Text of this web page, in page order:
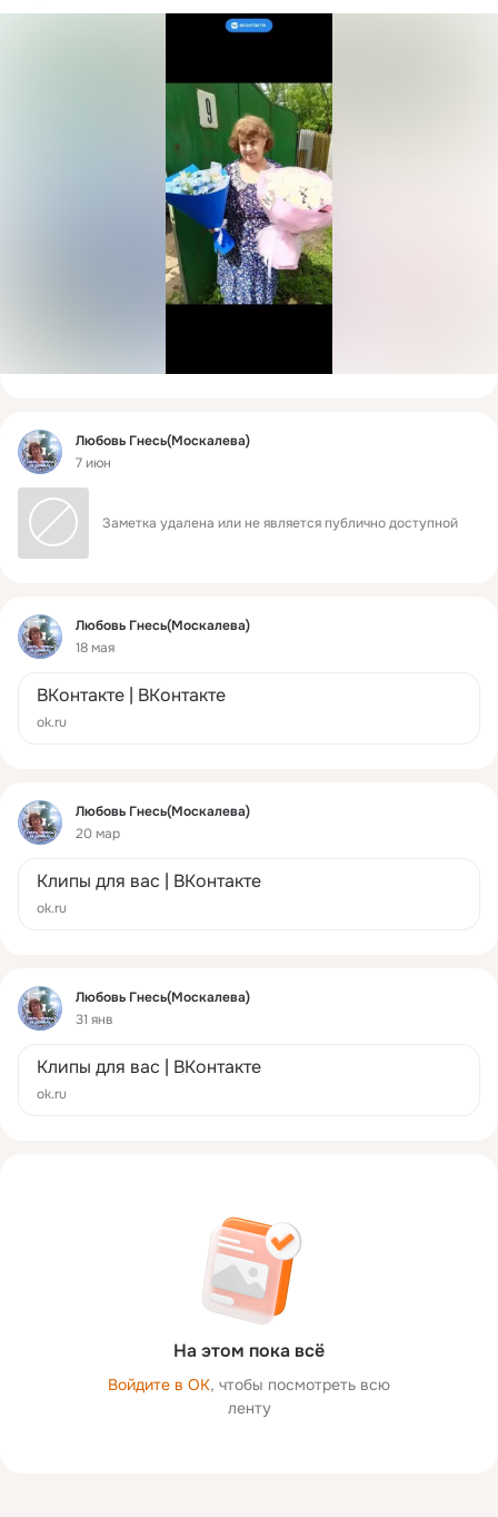
Фид
Любовь Гнесь(Москалева)
7 июн
Заметка удалена или не является публично доступной
Фид
Любовь Гнесь(Москалева)
18 мая
ВКонтакте | ВКонтакте
ok.ru
Фид
Любовь Гнесь(Москалева)
20 мар
Клипы для вас | ВКонтакте
ok.ru
Фид
Любовь Гнесь(Москалева)
31 янв
Клипы для вас | ВКонтакте
ok.ru
На этом пока всё
Войдите в ОК, чтобы посмотреть всю
ленту